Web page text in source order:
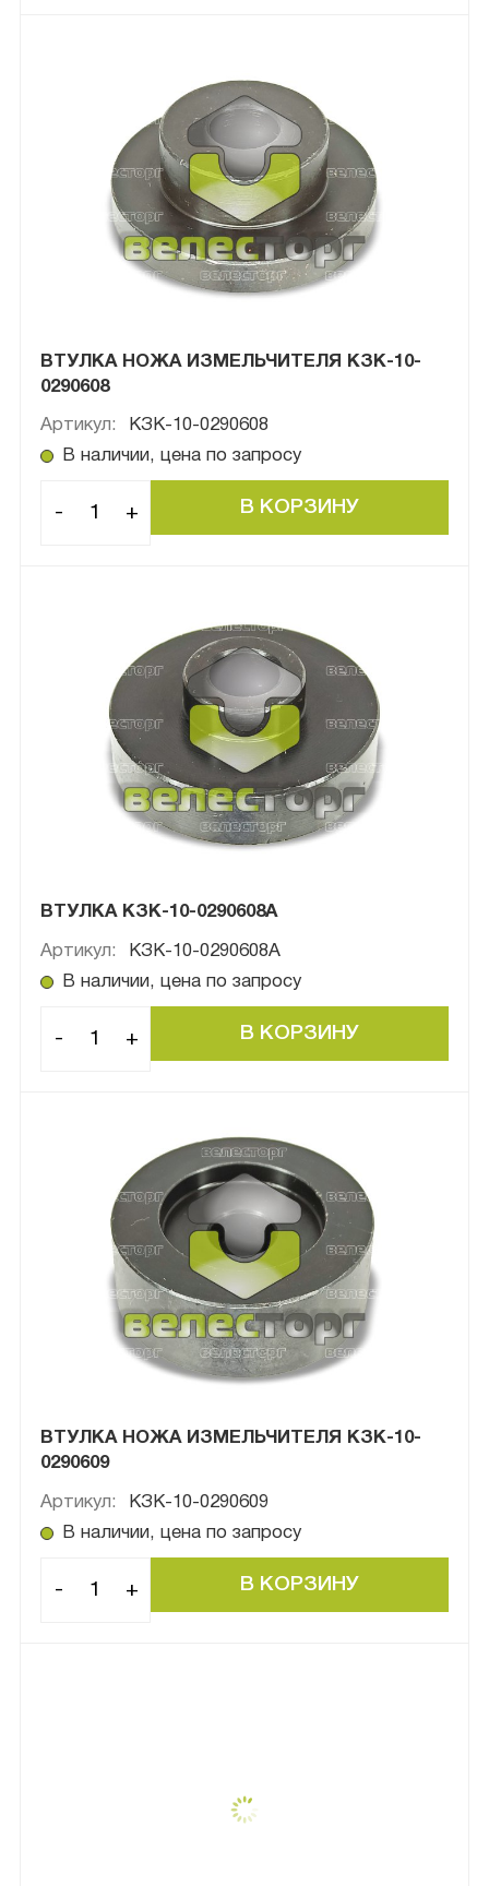
ВТУЛКА НОЖА ИЗМЕЛЬЧИТЕЛЯ КЗК-10-
0290608
Артикул:
КЗК-10-0290608
В наличии, цена по запросу
- +
ВТУЛКА КЗК-10-0290608А
Артикул:
КЗК-10-0290608А
В наличии, цена по запросу
- +
ВТУЛКА НОЖА ИЗМЕЛЬЧИТЕЛЯ КЗК-10-
0290609
Артикул:
КЗК-10-0290609
В наличии, цена по запросу
- +